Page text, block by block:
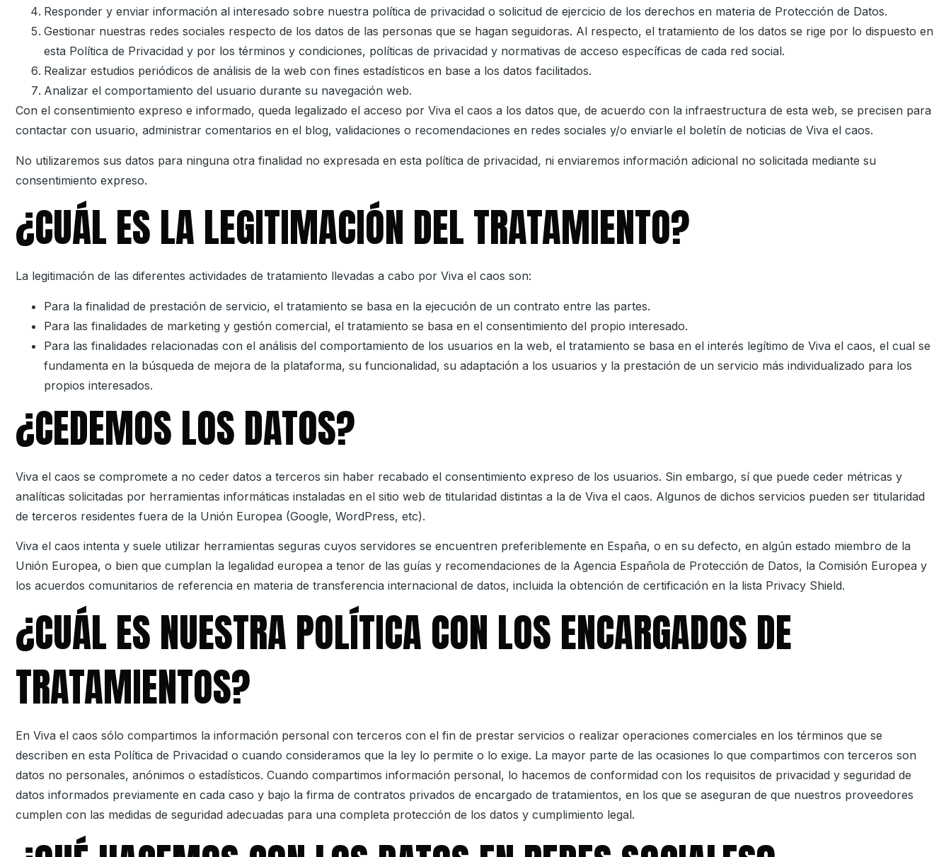
Responder y enviar información al interesado sobre nuestra política de privacidad o solicitud de ejercicio de los derechos en materia de Protección de Datos.
Gestionar nuestras redes sociales respecto de los datos de las personas que se hagan seguidoras. Al respecto, el tratamiento de los datos se rige por lo dispuesto en
esta Política de Privacidad y por los términos y condiciones, políticas de privacidad y normativas de acceso específicas de cada red social.
Realizar estudios periódicos de análisis de la web con fines estadísticos en base a los datos facilitados.
Analizar el comportamiento del usuario durante su navegación web.
Con el consentimiento expreso e informado, queda legalizado el acceso por Viva el caos a los datos que, de acuerdo con la infraestructura de esta web, se precisen para
contactar con usuario, administrar comentarios en el blog, validaciones o recomendaciones en redes sociales y/o enviarle el boletín de noticias de Viva el caos.
No utilizaremos sus datos para ninguna otra finalidad no expresada en esta política de privacidad, ni enviaremos información adicional no solicitada mediante su
consentimiento expreso.
¿CUÁL ES LA LEGITIMACIÓN DEL TRATAMIENTO?
La legitimación de las diferentes actividades de tratamiento llevadas a cabo por Viva el caos son:
Para la finalidad de prestación de servicio, el tratamiento se basa en la ejecución de un contrato entre las partes.
Para las finalidades de marketing y gestión comercial, el tratamiento se basa en el consentimiento del propio interesado.
Para las finalidades relacionadas con el análisis del comportamiento de los usuarios en la web, el tratamiento se basa en el interés legítimo de Viva el caos, el cual se
fundamenta en la búsqueda de mejora de la plataforma, su funcionalidad, su adaptación a los usuarios y la prestación de un servicio más individualizado para los
propios interesados.
¿CEDEMOS LOS DATOS?
Viva el caos se compromete a no ceder datos a terceros sin haber recabado el consentimiento expreso de los usuarios. Sin embargo, sí que puede ceder métricas y
analíticas solicitadas por herramientas informáticas instaladas en el sitio web de titularidad distintas a la de Viva el caos. Algunos de dichos servicios pueden ser titularidad
de terceros residentes fuera de la Unión Europea (Google, WordPress, etc).
Viva el caos intenta y suele utilizar herramientas seguras cuyos servidores se encuentren preferiblemente en España, o en su defecto, en algún estado miembro de la
Unión Europea, o bien que cumplan la legalidad europea a tenor de las guías y recomendaciones de la Agencia Española de Protección de Datos, la Comisión Europea y
los acuerdos comunitarios de referencia en materia de transferencia internacional de datos, incluida la obtención de certificación en la lista Privacy Shield.
¿CUÁL ES NUESTRA POLÍTICA CON LOS ENCARGADOS DE
TRATAMIENTOS?
En Viva el caos sólo compartimos la información personal con terceros con el fin de prestar servicios o realizar operaciones comerciales en los términos que se
describen en esta Política de Privacidad o cuando consideramos que la ley lo permite o lo exige. La mayor parte de las ocasiones lo que compartimos con terceros son
datos no personales, anónimos o estadísticos. Cuando compartimos información personal, lo hacemos de conformidad con los requisitos de privacidad y seguridad de
datos informados previamente en cada caso y bajo la firma de contratos privados de encargado de tratamientos, en los que se aseguran de que nuestros proveedores
cumplen con las medidas de seguridad adecuadas para una completa protección de los datos y cumplimiento legal.